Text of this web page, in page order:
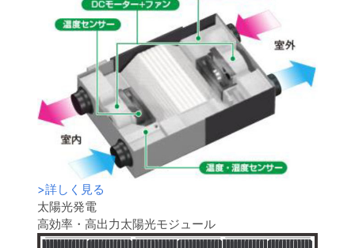
>詳しく見る
太陽光発電
高効率・高出力太陽光モジュール